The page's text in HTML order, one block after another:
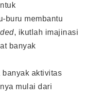
buru membantu
, ikutlah imajinasi
banyak
banyak aktivitas
mulai dari